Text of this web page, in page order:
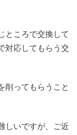
ところで交換して
対応してもらう交
削ってもらうこと
しいですが、ご近